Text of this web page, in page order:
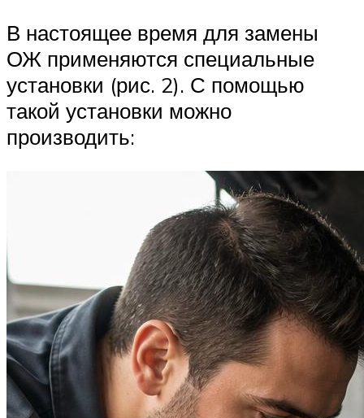
В настоящее время для замены
ОЖ применяются специальные
установки (рис. 2). С помощью
такой установки можно
производить: